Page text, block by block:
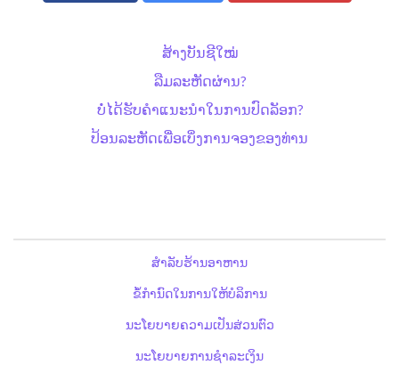
ສ້າງບັນຊີໃໝ່
ລືມລະຫັດຜ່ານ?
ບໍ່ໄດ້ຮັບຄຳແນະນຳໃນການປົດລັອກ?
ປ້ອນລະຫັດເພື່ອເບິ່ງການຈອງຂອງທ່ານ
ສຳລັບຮ້ານອາຫານ
ຂໍ້ກຳນົດໃນການໃຫ້ບໍລິການ
ນະໂຍບາຍຄວາມເປັນສ່ວນຕົວ
ນະໂຍບາຍການຊຳລະເງິນ